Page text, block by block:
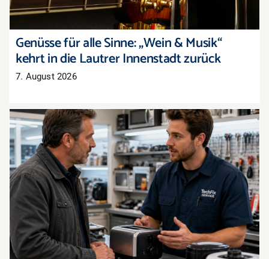
Genüsse für alle Sinne: „Wein & Musik“
kehrt in die Lautrer Innenstadt zurück
7. August 2026
Recht auf Reparatur: Das ändert sich jetzt im
Reklamationsalltag